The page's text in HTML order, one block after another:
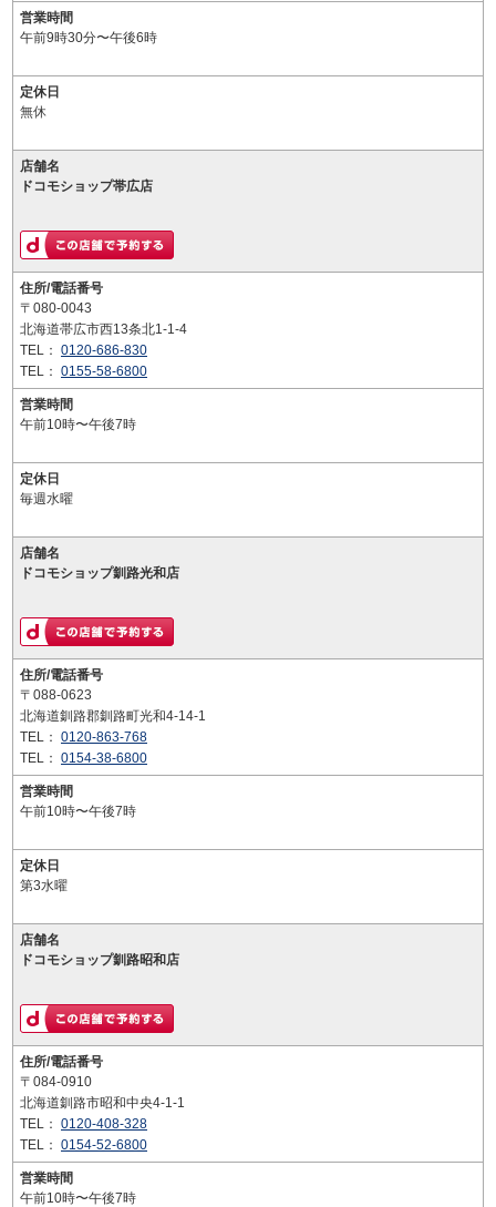
営業時間
午前9時30分〜午後6時
定休日
無休
店舗名
ドコモショップ帯広店
住所/電話番号
〒080-0043
北海道帯広市西13条北1-1-4
TEL： 0120-686-830
TEL： 0155-58-6800
営業時間
午前10時〜午後7時
定休日
毎週水曜
店舗名
ドコモショップ釧路光和店
住所/電話番号
〒088-0623
北海道釧路郡釧路町光和4-14-1
TEL： 0120-863-768
TEL： 0154-38-6800
営業時間
午前10時〜午後7時
定休日
第3水曜
店舗名
ドコモショップ釧路昭和店
住所/電話番号
〒084-0910
北海道釧路市昭和中央4-1-1
TEL： 0120-408-328
TEL： 0154-52-6800
営業時間
午前10時〜午後7時